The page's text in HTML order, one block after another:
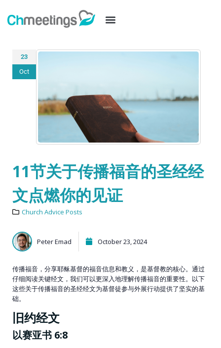
23
Oct
11节关于传播福音的圣经经
文点燃你的见证
Church Advice Posts
Peter Emad October 23, 2024
传播福音，分享耶稣基督的福音信息和教义，是基督教的核心。通过
仔细阅读关键经文，我们可以更深入地理解传播福音的重要性。以下
这些关于传播福音的圣经经文为基督徒参与外展行动提供了坚实的基
础。
旧约经文
以赛亚书 6:8